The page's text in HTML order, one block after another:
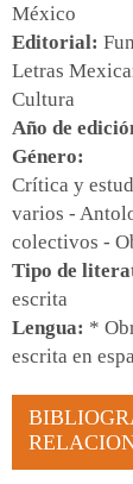
México
Editorial:
Letras
Cultura
Año de
Género:
Crítica y
varios -
colectivos -
Tipo de
escrita
Lengua: *
escrita en